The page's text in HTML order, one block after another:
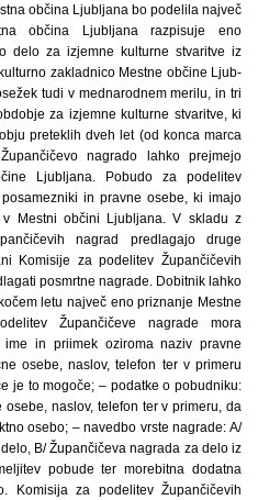
občina Ljub­ljana bo podelila največ
občina Ljub­ljana razpisuje eno
delo za izjemne kulturne stvaritve iz
zakladnico Mestne občine Ljub­
tudi v mednarodnem merilu, in tri
za izjemne kulturne stvaritve, ki
preteklih dveh let (od konca marca
nagrado lahko prejmejo
Ljub­ljana. Pobudo za podelitev
in pravne osebe, ki imajo
Mestni občini Ljub­ljana. V skladu z
nagrad predlagajo druge
Komisije za podelitev Župančičevih
posmrtne nagrade. Dobitnik lahko
letu največ eno priznanje Mestne
Župančičeve nagrade mora
in priimek oziroma naziv pravne
osebe, naslov, telefon ter v primeru
je to mogoče; – podatke o pobudniku:
naslov, telefon ter v primeru, da
osebo; – navedbo vrste nagrade: A/
B/ Župančičeva nagrada za delo iz
pobude ter morebitna dodatna
Komisija za podelitev Župančičevih